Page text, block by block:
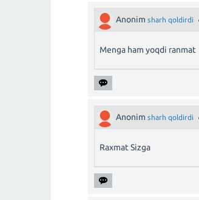
Anonim sharh qoldirdi
Menga ham yoqdi ranmat
Anonim sharh qoldirdi
Raxmat Sizga